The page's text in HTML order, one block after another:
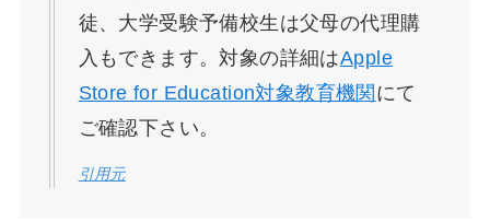
徒、大学受験予備校生は父母の代理購
入もできます。対象の詳細はApple
Store for Education対象教育機関 にて
ご確認下さい。
引用元